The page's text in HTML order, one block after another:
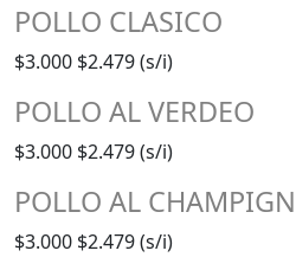
POLLO CLASICO
$3.000 $2.479 (s/i)
POLLO AL VERDEO
$3.000 $2.479 (s/i)
POLLO AL
$3.000 $2.479 (s/i)